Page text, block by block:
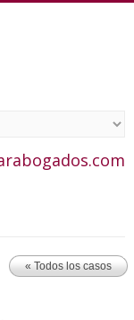
« Todos los casos